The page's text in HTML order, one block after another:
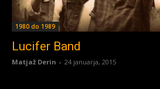
1980 do 1989
Lucifer Band
Matjaž Derin - 24 januarja, 2015